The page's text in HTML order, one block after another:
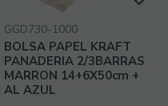
GGD730-1000
BOLSA PAPEL KRAFT
PANADERIA 2/3BARRAS
MARRON 14+6X50cm +
AL AZUL